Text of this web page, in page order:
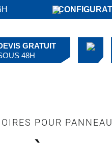
GRATUIT
48H
POUR